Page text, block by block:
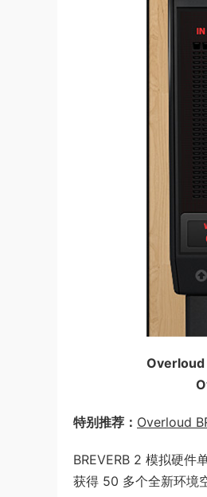
Overloud
特别推荐： Overloud
BREVERB 2 模拟硬件
获得 50 多个全新环境